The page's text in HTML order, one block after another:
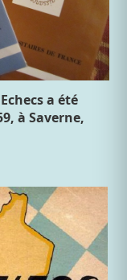
a été
à Saverne,